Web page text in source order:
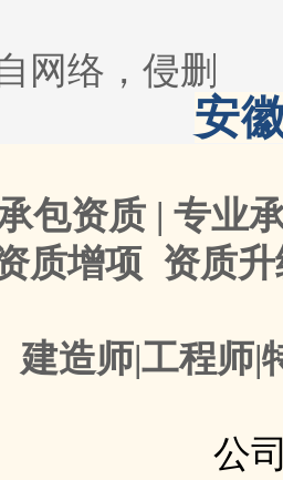
网络，侵删
安
包资质 | 专业
质增项 资质
建造师|工程师|
公